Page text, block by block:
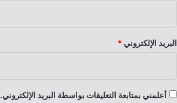
البريد الإلكتروني *
أعلمني بمتابعة التعليقات بواسطة البريد الإلكتروني.